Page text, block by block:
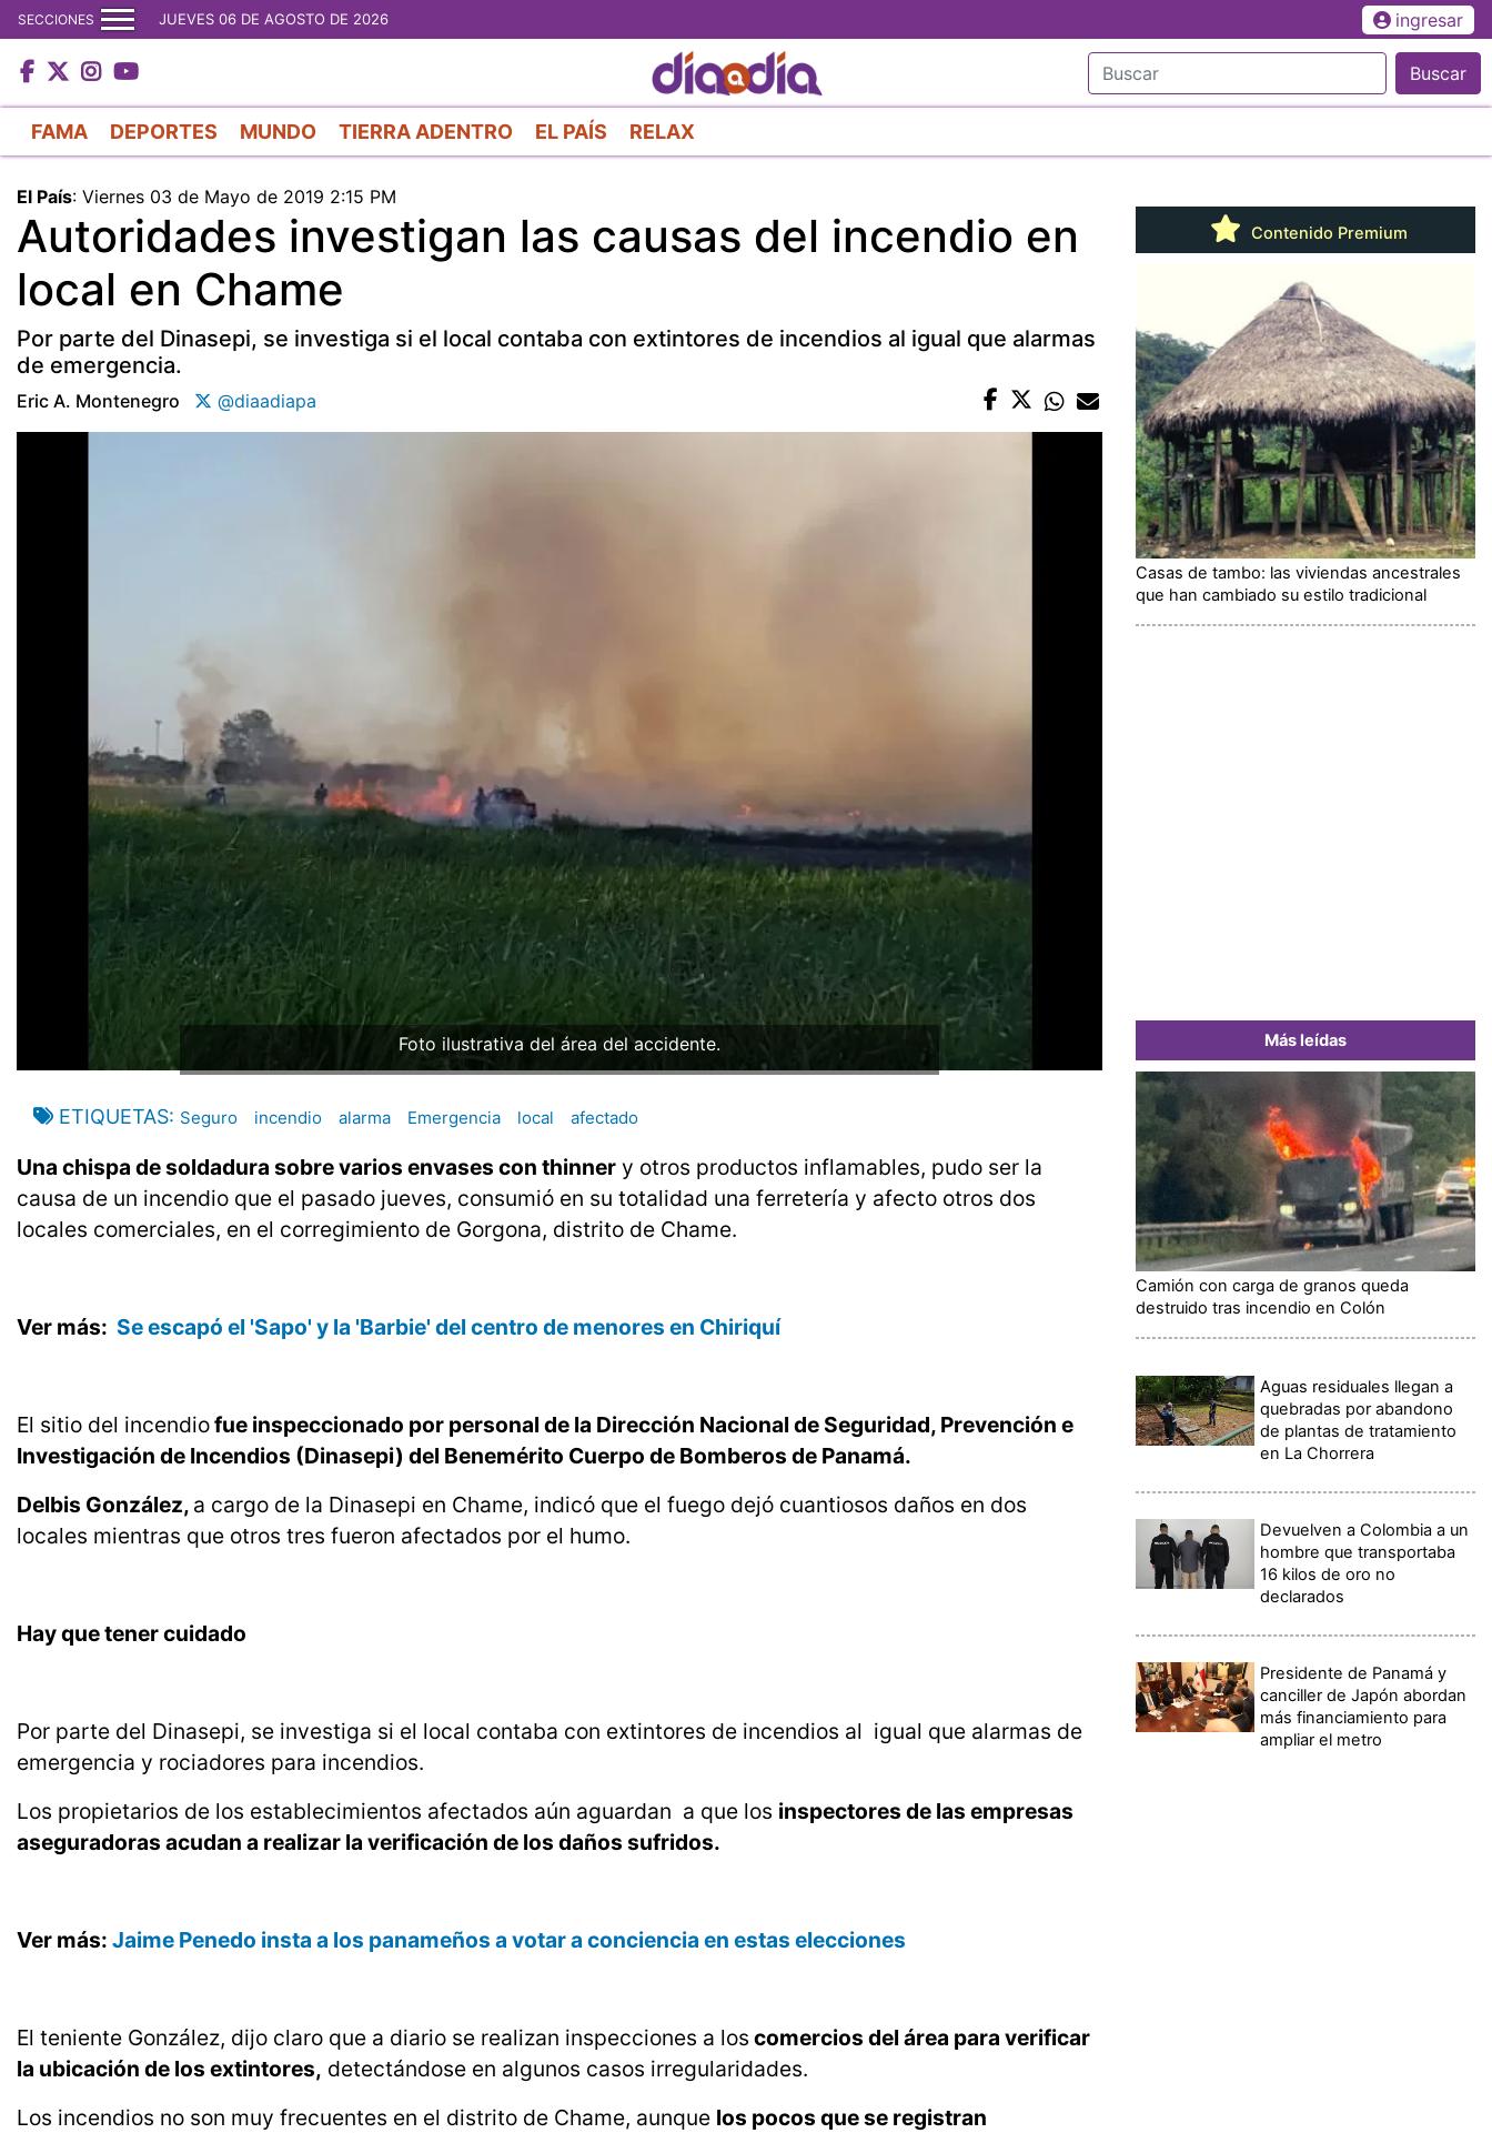
al
contenido
principal
SECCIONES JUEVES 06 DE AGOSTO DE 2026 ingresar
Buscar
FAMA DEPORTES MUNDO TIERRA ADENTRO EL PAÍS RELAX
El País: Viernes 03 de Mayo de 2019 2:15 PM
Autoridades investigan las causas del incendio en
local en Chame
Por parte del Dinasepi, se investiga si el local contaba con extintores de incendios al igual que alarmas
de emergencia.
Eric A. Montenegro @diaadiapa
Foto ilustrativa del área del accidente.
ETIQUETAS Seguro incendio alarma Emergencia local afectado
Una chispa de soldadura sobre varios envases con thinner y otros productos inflamables, pudo ser la
causa de un incendio que el pasado jueves, consumió en su totalidad una ferretería y afecto otros dos
locales comerciales, en el corregimiento de Gorgona, distrito de Chame.
Ver más: Se escapó el 'Sapo' y la 'Barbie' del centro de menores en Chiriquí
El sitio del incendiofue inspeccionado por personal de la Dirección Nacional de Seguridad, Prevención e
Investigación de Incendios (Dinasepi) del Benemérito Cuerpo de Bomberos de Panamá.
Delbis González, a cargo de la Dinasepi en Chame, indicó que el fuego dejó cuantiosos daños en dos
locales mientras que otros tres fueron afectados por el humo.
Hay que tener cuidado
Por parte del Dinasepi, se investiga si el local contaba con extintores de incendios al igual que alarmas de
emergencia y rociadores para incendios.
Los propietarios de los establecimientos afectados aún aguardan a que los inspectores de las empresas
aseguradoras acudan a realizar la verificación de los daños sufridos.
Ver más: Jaime Penedo insta a los panameños a votar a conciencia en estas elecciones
El teniente González, dijo claro que a diario se realizan inspecciones a los comercios del área para verificar
la ubicación de los extintores, detectándose en algunos casos irregularidades.
Los incendios no son muy frecuentes en el distrito de Chame, aunque los pocos que se registran
Contenido Premium
Casas de tambo: las viviendas ancestrales
que han cambiado su estilo tradicional
Más leídas
Camión con carga de granos queda
destruido tras incendio en Colón
Aguas residuales llegan a
quebradas por abandono
de plantas de tratamiento
en La Chorrera
Devuelven a Colombia a un
hombre que transportaba
16 kilos de oro no
declarados
Presidente de Panamá y
canciller de Japón abordan
más financiamiento para
ampliar el metro